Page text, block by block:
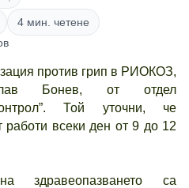
4 мин. четене
против грип в РИОКОЗ,
Бонев, от отдел
Той уточни, че
работи всеки ден от 9 до 12
здравеопазването са